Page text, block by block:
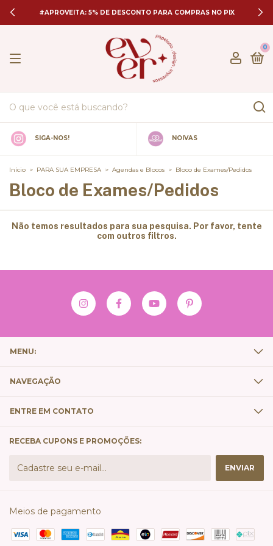
#APROVEITA: 5% DE DESCONTO PARA COMPRAS NO PIX
0
SIGA-NOS! NOIVAS
Início > PARA SUA EMPRESA > Agendas e Blocos > Bloco de Exames/Pedidos
Bloco de Exames/Pedidos
Não temos resultados para sua pesquisa. Por favor, tente
com outros filtros.
MENU:
NAVEGAÇÃO
ENTRE EM CONTATO
RECEBA CUPONS E PROMOÇÕES:
Meios de pagamento